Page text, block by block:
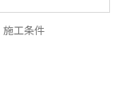
工条件